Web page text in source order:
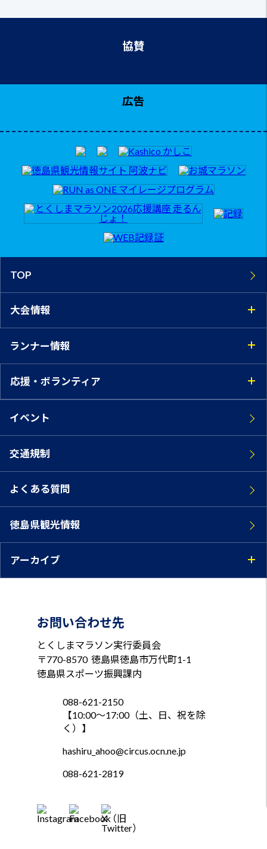
協賛
広告
TOP
大会情報
ランナー情報
応援・ボランティア
イベント
交通規制
よくある質問
徳島県観光情報
アーカイブ
お問い合わせ先
とくしまマラソン実行委員会
〒770-8570 徳島県徳島市万代町1-1
徳島県スポーツ振興課内
088-621-2150
【10:00～17:00（土、日、祝を除
く）】
hashiru_ahoo@circus.ocn.ne.jp
088-621-2819